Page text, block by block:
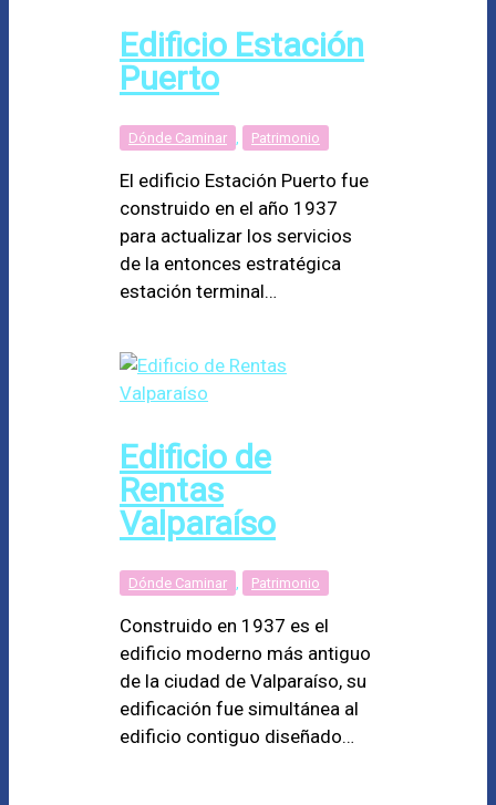
Edificio Estación
Puerto
Dónde Caminar Patrimonio
El edificio Estación Puerto fue
construido en el año 1937
para actualizar los servicios
de la entonces estratégica
estación terminal…
Edificio de
Rentas
Valparaíso
Dónde Caminar Patrimonio
Construido en 1937 es el
edificio moderno más antiguo
de la ciudad de Valparaíso, su
edificación fue simultánea al
edificio contiguo diseñado…